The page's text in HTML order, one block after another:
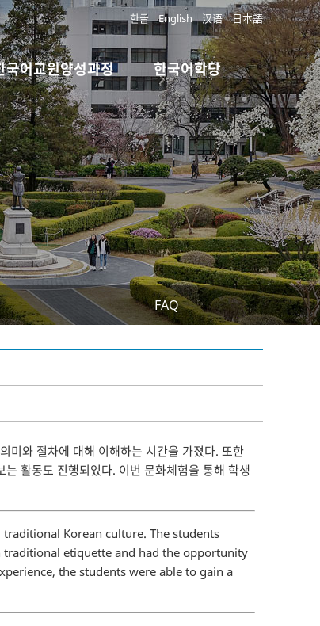
한글 English 汉语 日本語
국어교원양성과정 한국어학당
FAQ
미와 절차에 대해 이해하는 시간을 가졌다. 또한
활동도 진행되었다. 이번 문화체험을 통해 학생
Korean culture. The students
traditional etiquette and had the opportunity
the students were able to gain a